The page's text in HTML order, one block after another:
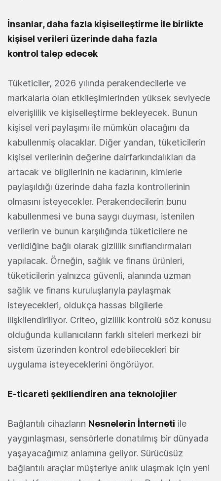
İnsanlar, daha fazla kişiselleştirme ile birlikte
kişisel verileri üzerinde daha fazla
kontrol talep edecek
Tüketiciler, 2026 yılında perakendecilerle ve
markalarla olan etkileşimlerinden yüksek seviyede
elverişlilik ve kişiselleştirme bekleyecek. Bunun
kişisel veri paylaşımı ile mümkün olacağını da
kabullenmiş olacaklar. Diğer yandan, tüketicilerin
kişisel verilerinin değerine dairfarkındalıkları da
artacak ve bilgilerinin ne kadarının, kimlerle
paylaşıldığı üzerinde daha fazla kontrollerinin
olmasını isteyecekler. Perakendecilerin bunu
kabullenmesi ve buna saygı duyması, istenilen
verilerin ve bunun karşılığında tüketicilere ne
verildiğine bağlı olarak gizlilik sınıflandırmaları
yapılacak. Örneğin, sağlık ve finans ürünleri,
tüketicilerin yalnızca güvenli, alanında uzman
sağlık ve finans kuruluşlarıyla paylaşmak
isteyecekleri, oldukça hassas bilgilerle
ilişkilendiriliyor. Criteo, gizlilik kontrolü söz konusu
olduğunda kullanıcıların farklı siteleri merkezi bir
sistem üzerinden kontrol edebilecekleri bir
uygulama isteyeceklerini öngörüyor.
E-ticareti şeklliendiren ana teknolojiler
Bağlantılı cihazların Nesnelerin İnterneti ile
yaygınlaşması, sensörlerle donatılmış bir dünyada
yaşayacağımız anlamına geliyor. Sürücüsüz
bağlantılı araçlar müşteriye anlık ulaşmak için yeni